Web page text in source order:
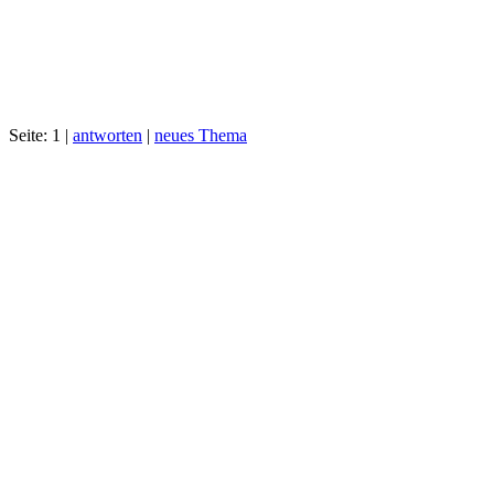
Seite: 1 | antworten | neues Thema